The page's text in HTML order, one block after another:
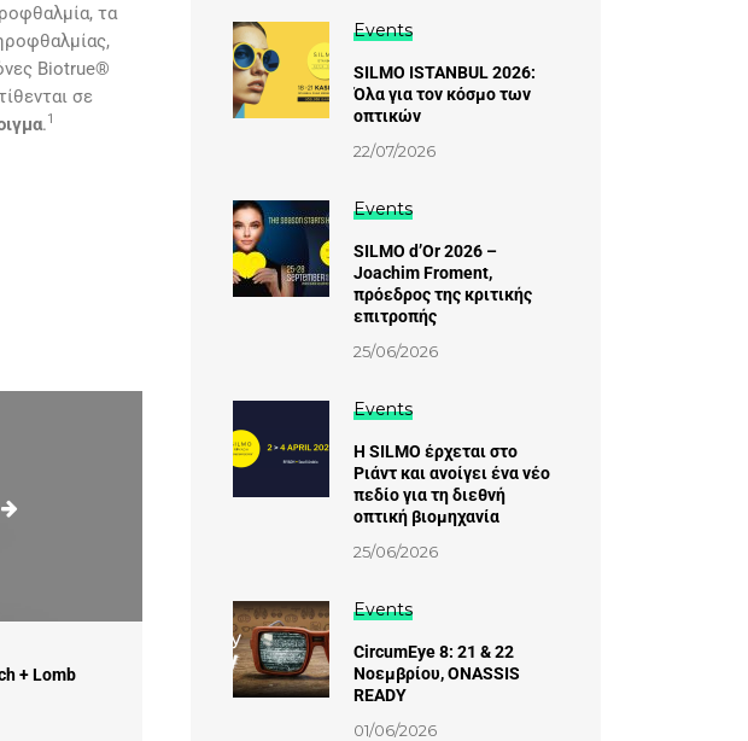
τα
Biotrue®
σε
.1
+ Lomb
Events
SILMO ISTANBUL 2026:
Όλα για τον κόσμο των
οπτικών
22/07/2026
Events
SILMO d’Or 2026 –
Joachim Froment,
πρόεδρος της κριτικής
επιτροπής
25/06/2026
Events
Η SILMO έρχεται στο
Ριάντ και ανοίγει ένα νέο
πεδίο για τη διεθνή
οπτική βιομηχανία
25/06/2026
Events
CircumEye 8: 21 & 22
Νοεμβρίου, ONASSIS
READY
01/06/2026